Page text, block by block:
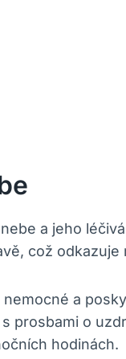
a jeho
což
a
prosbami o
hodinách.